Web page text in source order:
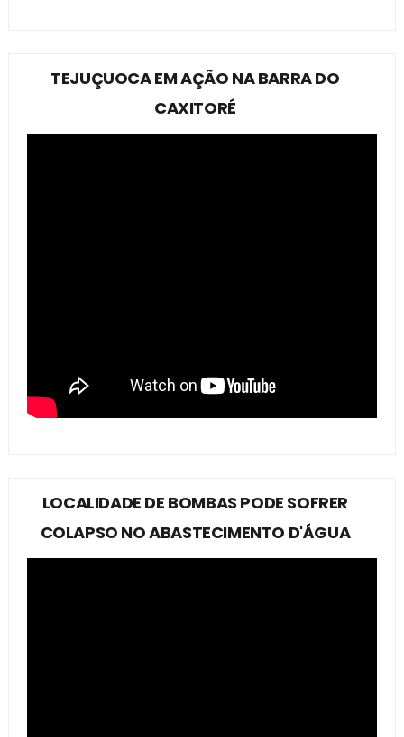
TEJUÇUOCA EM AÇÃO NA BARRA DO
CAXITORÉ
LOCALIDADE DE BOMBAS PODE SOFRER
COLAPSO NO ABASTECIMENTO D'ÁGUA